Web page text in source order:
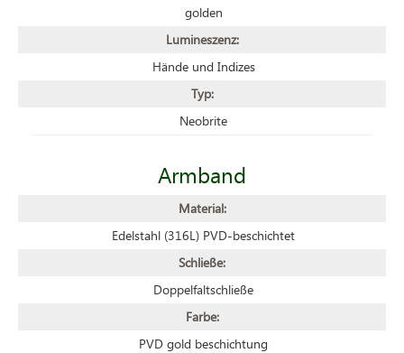
golden
Lumineszenz:
Hände und Indizes
Typ:
Neobrite
Armband
Material:
Edelstahl (316L) PVD-beschichtet
Schließe:
Doppelfaltschließe
Farbe:
PVD gold beschichtung